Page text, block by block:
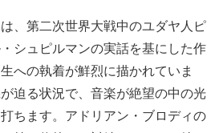
、第二次世界大戦中のユダヤ人ピ
シュピルマンの実話を基にした作
への執着が鮮烈に描かれていま
迫る状況で、音楽が絶望の中の光
ちます。アドリアン・ブロディの